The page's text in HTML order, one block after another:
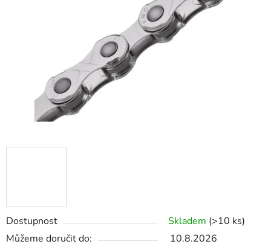
Dostupnost Skladem (>10 ks)
Můžeme doručit do:
10.8.2026